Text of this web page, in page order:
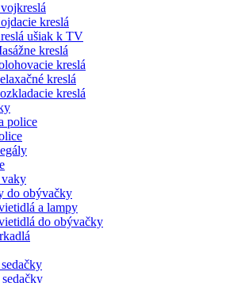
kreslá
ušiak k TV
kreslá
kreslá
kreslá
kreslá
police
vaky
do obývačky
a lampy
do obývačky